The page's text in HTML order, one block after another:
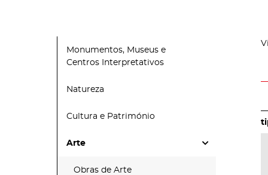
Monumentos, Museus e
Centros Interpretativos
Natureza
Cultura e Património
Arte
Obras de Arte